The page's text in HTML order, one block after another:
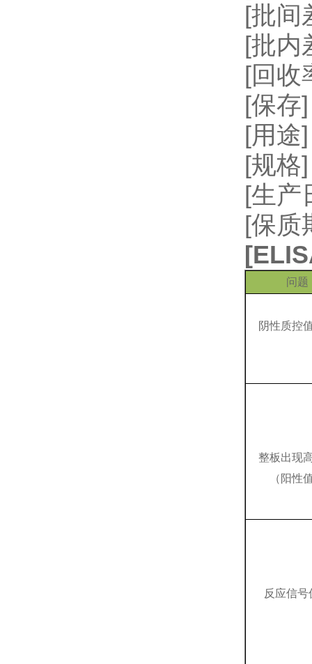
[批间
[批内
[回收
[保存
[用途
[规格
[生产
[保
[
问题
阴性质控
整板出现
（阳性
反应信号